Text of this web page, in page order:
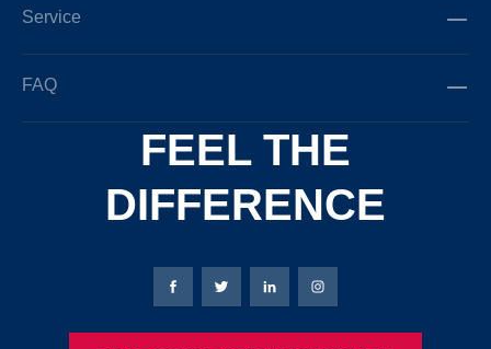
Service
FAQ
FEEL THE
DIFFERENCE
Bierbaum-Proenen Facebook-pagina
Bierbaum-Proenen X-pagina
Bierbaum-Proenen
Bierbaum-Proenen